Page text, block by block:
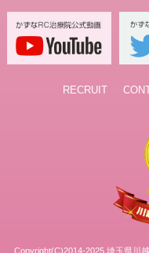
RECRUIT
Copyright(C)2014-2025 埼玉県川